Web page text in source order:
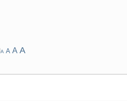
A A A A